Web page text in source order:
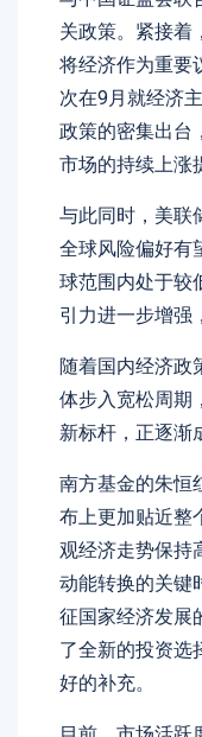
关政策。紧接着
将经济作为重要
次在9月就经济
政策的密集出台
市场的持续上涨
与此同时，美联
全球风险偏好有
球范围内处于较
引力进一步增强
随着国内经济政
体步入宽松周期
新标杆，正逐渐
南方基金的朱恒
布上更加贴近整
观经济走势保持
动能转换的关键
征国家经济发展
了全新的投资选
好的补充。